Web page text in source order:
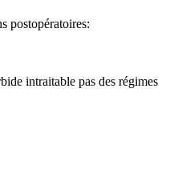
postopératoires:
intraitable pas des régimes